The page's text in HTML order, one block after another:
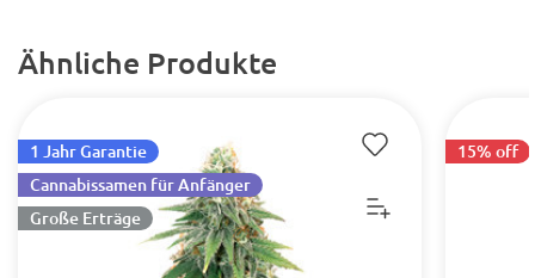
Ähnliche Produkte
1 Jahr Garantie
Cannabissamen für Anfänger
Große Erträge
15% off